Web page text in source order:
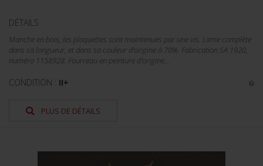
DÉTAILS :
Manche en bois, les plaquettes sont maintenues par une vis. Lame complète
dans sa longueur, et dans sa couleur d'origine à 70%. Fabrication SA 1920,
numéro 1158928. Fourreau en peinture d'origine...
CONDITION : II+
PLUS DE DÉTAILS